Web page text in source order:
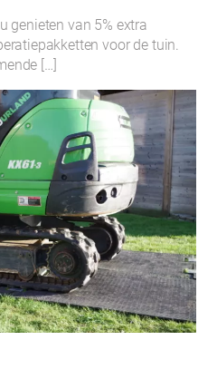
genieten van 5% extra
voor de tuin.
[…]